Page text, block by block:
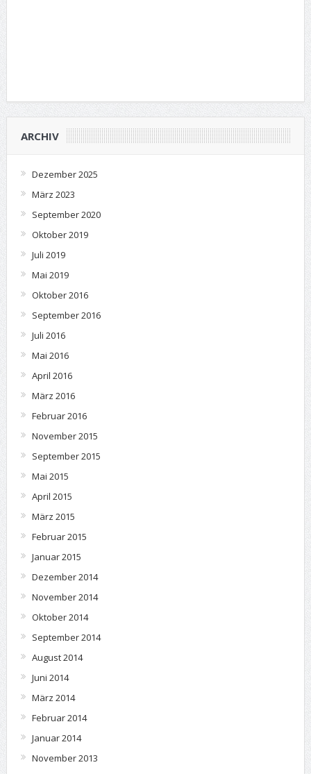
ARCHIV
Dezember 2025
März 2023
September 2020
Oktober 2019
Juli 2019
Mai 2019
Oktober 2016
September 2016
Juli 2016
Mai 2016
April 2016
März 2016
Februar 2016
November 2015
September 2015
Mai 2015
April 2015
März 2015
Februar 2015
Januar 2015
Dezember 2014
November 2014
Oktober 2014
September 2014
August 2014
Juni 2014
März 2014
Februar 2014
Januar 2014
November 2013